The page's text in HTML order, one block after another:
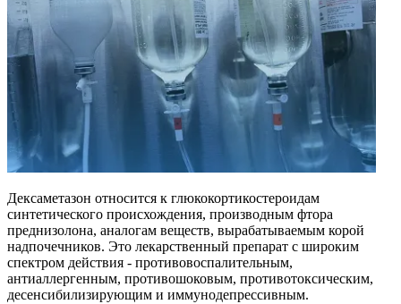
Дексаметазон относится к глюкокортикостероидам
синтетического происхождения, производным фтора
преднизолона, аналогам веществ, вырабатываемым корой
надпочечников. Это лекарственный препарат с широким
спектром действия - противовоспалительным,
антиаллергенным, противошоковым, противотоксическим,
десенсибилизирующим и иммунодепрессивным.